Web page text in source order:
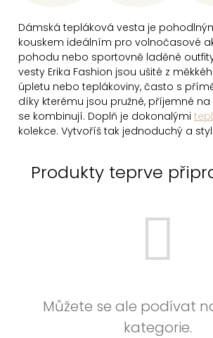
Dámská tepláková vesta je
kouskem ideálním pro volnočasové
pohodu nebo sportovně laděné
vesty Erika Fashion jsou ušité z
úpletu nebo teplákoviny, často s
díky kterému jsou pružné, příjemné
se kombinují. Doplň je dokonalými
kolekce. Vytvoříš tak jednoduchý a
Produkty teprve
Můžete se ale podívat
kategorie.